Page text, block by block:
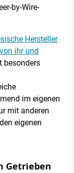
by-Wire-
Hersteller
ihr und
besonders
im eigenen
mit anderen
eigenen
Getrieben